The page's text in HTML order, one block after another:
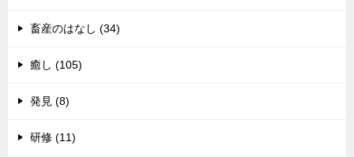
畜産のはなし (34)
癒し (105)
発見 (8)
研修 (11)